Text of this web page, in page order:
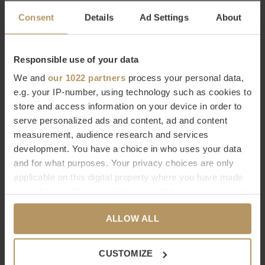
Consent Details Ad Settings About
Responsible use of your data
We and our 1022 partners process your personal data,
e.g. your IP-number, using technology such as cookies to
store and access information on your device in order to
serve personalized ads and content, ad and content
measurement, audience research and services
development. You have a choice in who uses your data
and for what purposes. Your privacy choices are only
applicable on this digital property where you have made
any time from the Cookie Declaration or by clicking on
the Privacy trigger icon.
If you allow, we would also like to:
ALLOW ALL
CUSTOMIZE
GLAZEN THEELICHT 'PICO' -
M
€16,10
ALBASTEN THEELICHT
'LASCAR' - L - WHITE
€337,00
Dôme Deco
WINDLICHT 'KATLA' - S -
€697,00
WINDLICHT 'IBU'- M -